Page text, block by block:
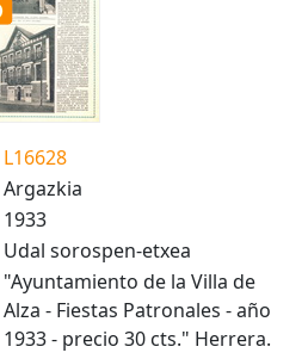
L16628
Argazkia
1933
Udal sorospen-etxea
"Ayuntamiento de la Villa de
Alza - Fiestas Patronales - año
1933 - precio 30 cts." Herrera.